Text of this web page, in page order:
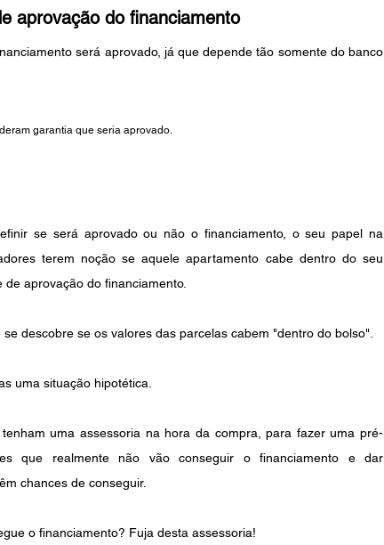
aprovação do financiamento
garantia que seria aprovado.
se será aprovado ou não o financiamento, o seu papel na
terem noção se aquele apartamento cabe dentro do seu
aprovação do financiamento.
descobre se os valores das parcelas cabem "dentro do bolso".
uma situação hipotética.
uma assessoria na hora da compra, para fazer uma pré-
que realmente não vão conseguir o financiamento e dar
chances de conseguir.
o financiamento? Fuja desta assessoria!